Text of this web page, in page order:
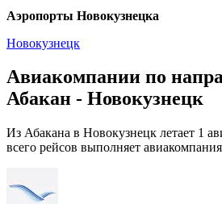
Аэропорты Новокузнецка
Новокузнецк
Авиакомпании по
Абакан - Новокузнецк
Из Абакана в Новокузнецк летает 1
всего рейсов выполняет